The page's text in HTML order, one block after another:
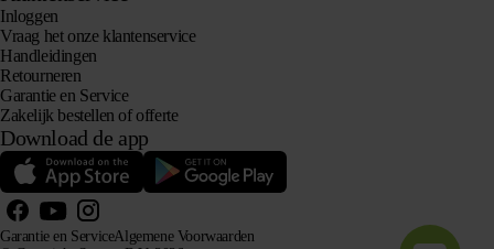
Inloggen
Vraag het onze klantenservice
Handleidingen
Retourneren
Garantie en Service
Zakelijk bestellen of offerte
Download de app
Garantie en ServiceAlgemene Voorwaarden